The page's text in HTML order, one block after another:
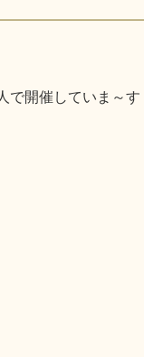
で開催していま～す